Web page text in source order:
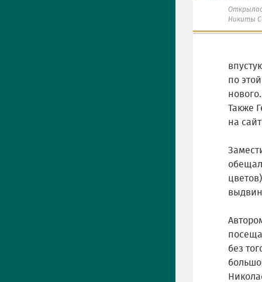
Никиты
по
нового.
Также
на
без